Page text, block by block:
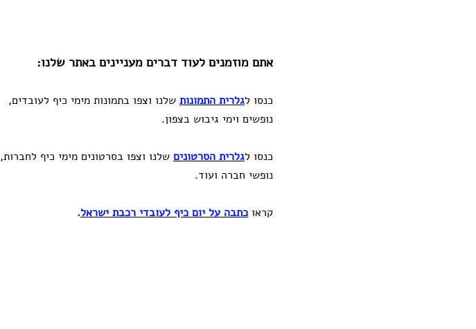
אתם מוזמנים לעוד דברים מעניינים באתר שלנו:
כנסו לגלרית התמונות שלנו וצפו בתמונות מימי כיף לעובדים,
נופשים וימי גיבוש בצפון.
כנסו לגלרית הסרטונים שלנו וצפו בסרטונים מימי כיף לחברות,
נופשי חברה ועוד.
קראו כתבה על יום כיף לעובדי רכבת ישראל.